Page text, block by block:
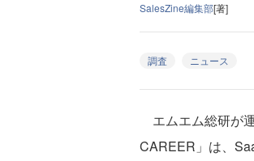
SalesZine編集部[著]
調査 ニュース
エムエム総研が
CAREER」は、